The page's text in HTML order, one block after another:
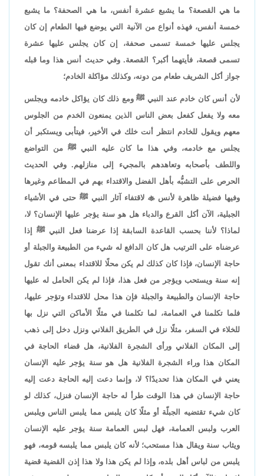
ما هي القصعة؟ ما يشبع عشرة أنفس، ما هي الصحفة؟ ما يشبع
خمسة أنفس، فهذه أنواع من الآنية التي يوضع فيها الطعام إن كان
يجلس عليها خمسة تسمى صحفة، إن كان يجلس عليها عشرة
تسمى قصعة، فأيتهما أكبر؟ القصعة. وفي حديث أنس هذا وما قبله
جواز أكل الشريف طعام من دونه، وكذلك مؤاكلة الخادم؛
لأن أنس كان خادم عند النبي ﷺ ومع ذلك كان يؤاكل خادمه ويجلس
معه ولا يفعل كفعل بعض الناس الذين يمنعون الخدم من الجلوس
معهم ويقول للخادم انتظر أنت خلك في الأخير، فيتأبى ويستكبر أن
يجلس مع خادمه، وفي هذا ما كان عليه النبي ﷺ من التواضع
واللطف بأصحابه وتعاهدهم بالمجيء إلى منازلهم. وفي الحديث
الحرص على التشبُّه بأهل الفضل والاقتداء بهم في المطاعم وغيرها
وفيها فضيلة ظاهرة لأنسلاقتفاء آثار النبي ﷺ حتى في الأشياء
الجبلية، الآن أكل القرع والدباء هل هو سنة يؤجر عليها الإنسان؟ لا،
لماذا؟ لأننا بحسب القاعدة السابقة إذا عرضنا فعل النبي ﷺ إذا
عرضناه على الترتيب هل كان الدافع له شيء من الطبيعة والجبلة أو
حاجة الإنسان، فإذا كان كذلك لم يكن محلًا للاقتداء بمعنى أنك تقول
إنه سنة ويستحب ويؤجر من فعل هذا، فإذا لم يكن الحامل له عليها
حاجة الإنسان والطبيعة والجبلة فإن هذا محل للاقتداء وتؤجر عليها،
فلما تكلمنا في العمامة، لما تكلمنا في مثلًا الأماكن التي نزل بها
للخلاء في السفر، مثلًا نزل في الطريق الفلاني ونزل دخل إلى ذهب
إلى المكان الفلاني ورأى الشجرة الفلانية، هل قضاء الحاجة في
المكان هذا وراء الشجرة الفلانية هل هو سنة يؤجر عليه الإنسان
يعني في المكان هذا تحديدًا؟ لا، وإنما دعت إليه الحاجة دعت إليه
حاجة الإنسان في هذا الوقت طرأ له حاجة الإنسان فنزل، كذلك لو
كان شيء تقتضيه الجبلّة أو مثلًا كان يلبس مما يلبس الناس ويلبس
العرب ولبس العمامة، فهل لبس العمامة سنة يؤجر عليه الإنسان
ويثاب سنة ويقال هذا مستحب؛ لأنه كان يلبس مما يلبسه قومه، فهو
يلبس من لباس أهل بلده، وإذا لم يكن هذا ولا هذا إذن القضية قضية